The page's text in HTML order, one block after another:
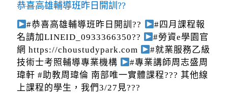
恭喜高雄輔導班昨日開訓??
#恭喜高雄輔導班昨日開訓??
#四月課程報
名請加LINEID_0933366350??
#勞資e學園官
網 https://choustudypark.com
#就業服務乙級
技術士考照輔導專業機構
#專業講師周志盛周
瑋軒 #助教周瑋倫 南部唯一實體課程??? 其他線
上課程的學生，我們3/27見???